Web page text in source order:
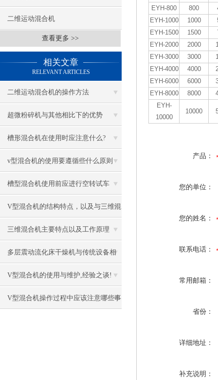
二维运动混合机
查看更多 >>
相关文章
RELEVANT ARTICLES
二维运动混合机的操作方法
超微粉碎机与其他相比下的优势
槽形混合机在使用时应注意什么?
v型混合机的使用要遵循些什么原则
槽型混合机使用前应进行空转试车
V型混合机的结构特点，以及与三维混
合机不同之处
三维混合机主要特点以及工作原理
多层震动流化床干燥机与传统设备相
比效能更胜*
V型混合机的使用与维护,经验之谈!
V型混合机操作过程中应该注意哪些事
EYH-800
800
EYH-1000
1000
EYH-1500
1500
EYH-2000
2000
EYH-3000
3000
EYH-4000
4000
EYH-6000
6000
EYH-8000
8000
EYH-
10000
10000
产品：
您的单位：
您的姓名：
联系电话：
常用邮箱：
省份：
详细地址：
补充说明：